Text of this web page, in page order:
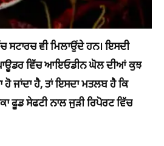
ਸਟਾਰਚ ਵੀ ਮਿਲਾਉਂਦੇ ਹਨ। ਇਸਦੀ
ਵਿੱਚ ਆਇਓਡੀਨ ਘੋਲ ਦੀਆਂ ਕੁਝ
ਜਾਂਦਾ ਹੈ, ਤਾਂ ਇਸਦਾ ਮਤਲਬ ਹੈ ਕਿ
ਫੂਡ ਸੇਫਟੀ ਨਾਲ ਜੁੜੀ ਰਿਪੋਰਟ ਵਿੱਚ